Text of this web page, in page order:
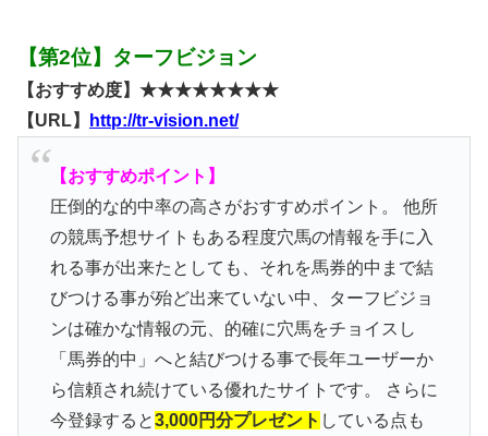
【第2位】ターフビジョン
【おすすめ度】★★★★★★★★
【URL】
http://tr-vision.net/
【おすすめポイント】
圧倒的な的中率の高さがおすすめポイント。 他所
の競馬予想サイトもある程度穴馬の情報を手に入
れる事が出来たとしても、それを馬券的中まで結
びつける事が殆ど出来ていない中、ターフビジョ
ンは確かな情報の元、的確に穴馬をチョイスし
「馬券的中」へと結びつける事で長年ユーザーか
ら信頼され続けている優れたサイトです。 さらに
今登録すると3,000円分プレゼント している点も